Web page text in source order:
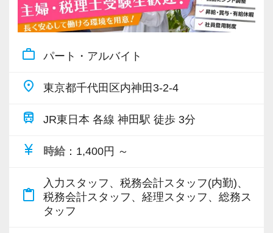
残業もほとんどないため、仕事終わりに駅前で
買い物を楽しむといったライフスタイルも実現
可能です。
＜有給消化率100％！メリハリもしっかり付けら
普段の休日はもちろん、有給消化も原則希望通
ほぼ全員が100％使い切っており、足りないとい
それだけ働きやすく、休みも取得しやすい社風
が根付いています。
work_outline パート・アルバイト
place 東京都千代田区内神田3-2-4
train JR東日本 各線 神田駅 徒歩 3分
currency_yen 時給 ：1,400円 ～
content_paste
入力スタッフ、税務会計スタッフ(内勤)、
税務会計スタッフ、経理スタッフ、総務ス
タッフ